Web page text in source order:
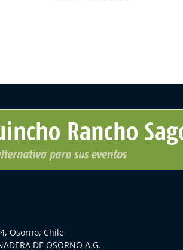
Osorno, Chile
DE OSORNO A.G.